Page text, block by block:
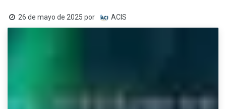
26 de mayo de 2025 por ACIS